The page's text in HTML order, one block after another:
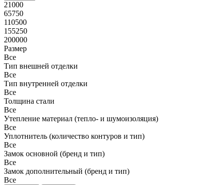
21000
65750
110500
155250
200000
Размер
Все
Тип внешней отделки
Все
Тип внутренней отделки
Все
Толщина стали
Все
Утепление материал (тепло- и шумоизоляция)
Все
Уплотнитель (количество контуров и тип)
Все
Замок основной (бренд и тип)
Все
Замок дополнительный (бренд и тип)
Все